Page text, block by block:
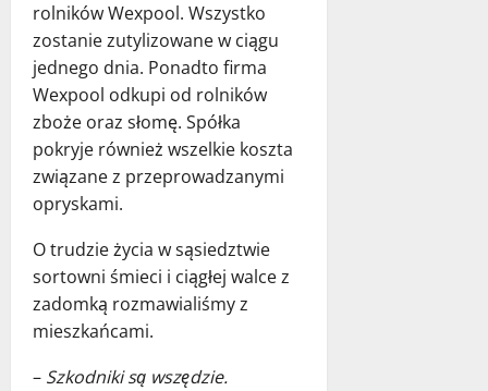
rolników Wexpool. Wszystko
zostanie zutylizowane w ciągu
jednego dnia. Ponadto firma
Wexpool odkupi od rolników
zboże oraz słomę. Spółka
pokryje również wszelkie koszta
związane z przeprowadzanymi
opryskami.
O trudzie życia w sąsiedztwie
sortowni śmieci i ciągłej walce z
zadomką rozmawialiśmy z
mieszkańcami.
– Szkodniki są wszędzie.